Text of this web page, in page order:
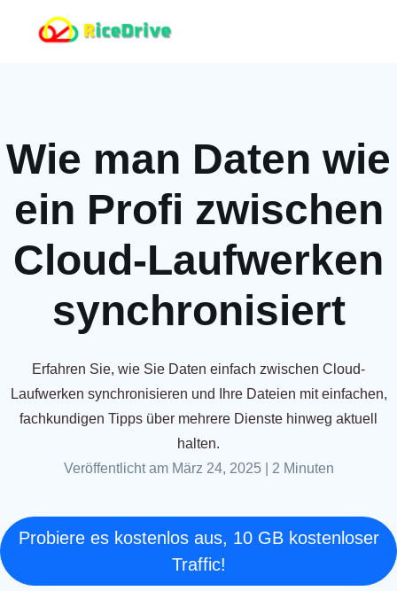
Wie man Daten wie
ein Profi zwischen
Cloud-Laufwerken
synchronisiert
Erfahren Sie, wie Sie Daten einfach zwischen Cloud-
Laufwerken synchronisieren und Ihre Dateien mit einfachen,
fachkundigen Tipps über mehrere Dienste hinweg aktuell
halten.
Veröffentlicht am März 24, 2025| 2 Minuten
Probiere es kostenlos aus, 10 GB kostenloser
Traffic!